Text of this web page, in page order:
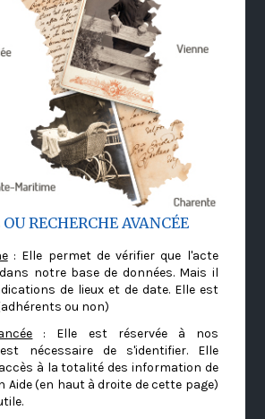
RECHERCHE AVANCÉE
: Elle permet de vérifier que l'acte
notre base de données. Mais il
de lieux et de date. Elle est
ou non)
: Elle est réservée à nos
nécessaire de s'identifier. Elle
à la totalité des information de
Aide (en haut à droite de cette page)